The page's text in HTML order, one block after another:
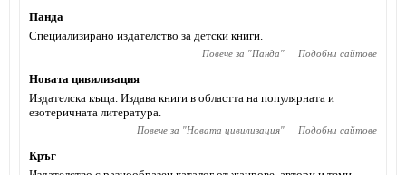
Панда
Специализирано издателство за детски книги.
Повече за "Панда" Подобни сайтове
Новата цивилизация
Издателска къща. Издава книги в областта на популярната и
езотеричната литература.
Повече за "Новата цивилизация" Подобни сайтове
Кръг